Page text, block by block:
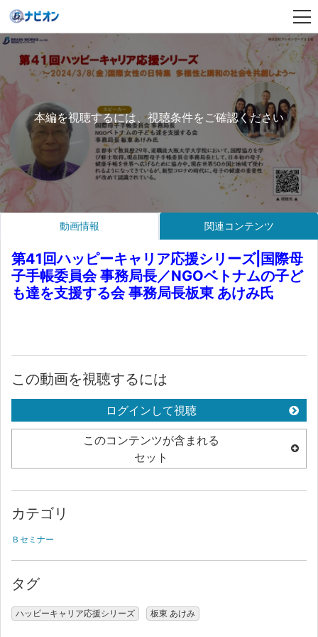
本編を視聴するには、視聴条件をご確認ください
動画情報 関連コンテンツ
第41回ハッピーキャリア応援シリーズ|国際母
子手帳委員会 事務局長／NGOベトナムの子ど
も達を支援する会 事務局長板東 あけみ氏
この動画を視聴するには
ログインして視聴
このコンテンツが含まれる
セット
カテゴリ
Ｂセミナー
タグ
ハッピーキャリア応援シリーズ 板東 あけみ